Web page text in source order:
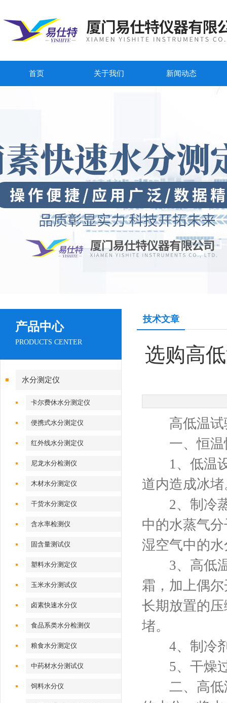
首页 关于我们 新闻动态
产品中心
PRODUCTS CENTER
水分测定仪
卡尔费休水分测定仪
便携式水分测定仪
红外线水分测定仪
尼龙水分检测仪
木材水分测定仪
干货水分测定仪
含水率检测仪
固含量测试仪
塑料水分测定仪
玉米水分测试仪
卤素快速水分仪
食品系类水分检测仪
粮食水分测定仪
中药材水分测试仪
饲料水分仪
技术文章
选购高
高低温试
一、恒温
1、低温设
道内造成冰堵
2、制冷蒸
中的水蒸气
湿空气中的
3、高低温
霜，加上偶
长期放置的
堵。
4、制冷剂
5、干燥过
二、高低温